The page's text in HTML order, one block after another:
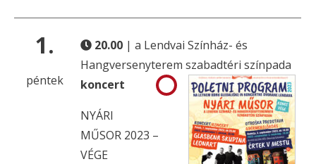
1.
péntek
20.00 | a Lendvai Színház- és
Hangversenyterem szabadtéri színpada
koncert
NYÁRI
MŰSOR 2023 –
VÉGE